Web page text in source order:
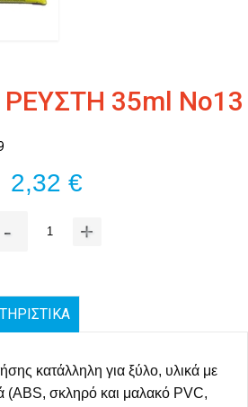
35ml Νο13
2,32 €
- +
κατάλληλη για ξύλο, υλικά με
(ABS, σκληρό και μαλακό PVC,